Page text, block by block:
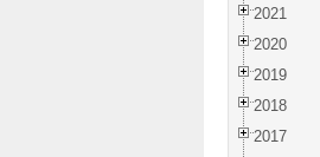
2021
2020
2019
2018
2017